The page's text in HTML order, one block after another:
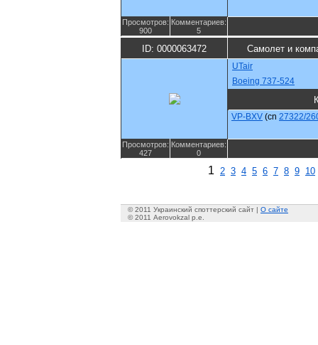
Просмотров:
900
Комментариев:
5
ID: 0000063472 Самолет и
UTair
Boeing 737-524
VP-BXV (cn 27322/
Просмотров:
427
Комментариев:
0
1 2 3 4 5 6 7 8 9 10
© 2011 Украинский споттерский сайт | О сайте
© 2011 Aerovokzal p.e.